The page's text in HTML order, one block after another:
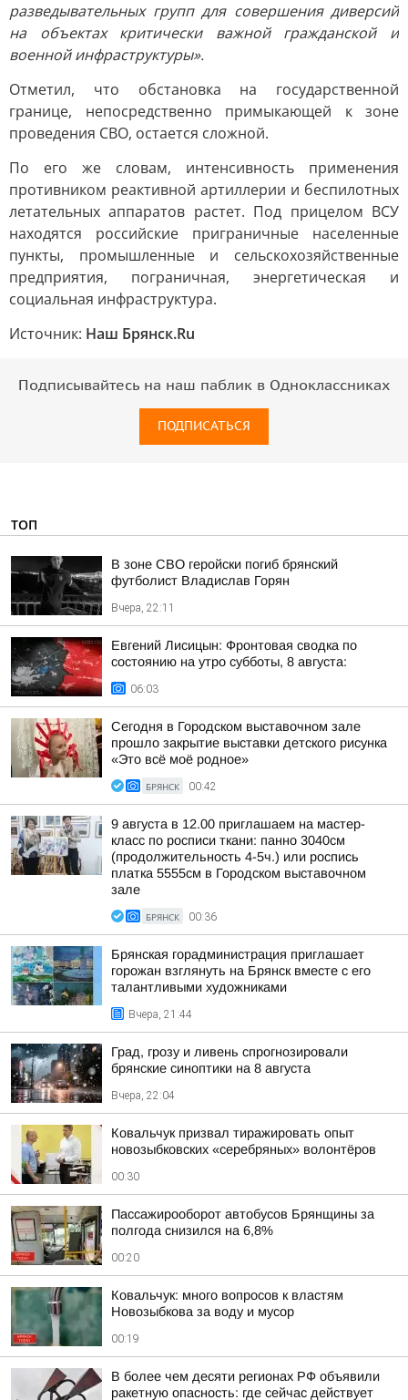
разведывательных групп для совершения диверсий
на объектах критически важной гражданской и
военной инфраструктуры».
Отметил, что обстановка на государственной
границе, непосредственно примыкающей к зоне
проведения СВО, остается сложной.
По его же словам, интенсивность применения
противником реактивной артиллерии и беспилотных
летательных аппаратов растет. Под прицелом ВСУ
находятся российские приграничные населенные
пункты, промышленные и сельскохозяйственные
предприятия, пограничная, энергетическая и
социальная инфраструктура.
Источник: Наш Брянск.Ru
Подписывайтесь на наш паблик в Одноклассниках
ПОДПИСАТЬСЯ
ТОП
В зоне СВО геройски погиб брянский
футболист Владислав Горян
Вчера, 22:11
Евгений Лисицын: Фронтовая сводка по
состоянию на утро субботы, 8 августа:
06:03
Сегодня в Городском выставочном зале
прошло закрытие выставки детского рисунка
«Это всё моё родное»
БРЯНСК 00:42
9 августа в 12.00 приглашаем на мастер-
класс по росписи ткани: панно 3040см
(продолжительность 4-5ч.) или роспись
платка 5555см в Городском выставочном
зале
БРЯНСК 00:36
Брянская горадминистрация приглашает
горожан взглянуть на Брянск вместе с его
талантливыми художниками
Вчера, 21:44
Град, грозу и ливень спрогнозировали
брянские синоптики на 8 августа
Вчера, 22:04
Ковальчук призвал тиражировать опыт
новозыбковских «серебряных» волонтёров
00:30
Пассажирооборот автобусов Брянщины за
полгода снизился на 6,8%
00:20
Ковальчук: много вопросов к властям
Новозыбкова за воду и мусор
00:19
В более чем десяти регионах РФ объявили
ракетную опасность: где сейчас действует